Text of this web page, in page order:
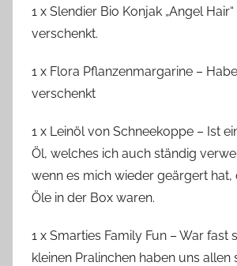
1 x Slendier Bio Konjak „Angel
verschenkt.
1 x Flora Pflanzenmargarine –
verschenkt
1 x Leinöl von Schneekoppe – Ist
Öl, welches ich auch ständig
wenn es mich wieder geärgert hat,
Öle in der Box waren.
1 x Smarties Family Fun – War fast
kleinen Pralinchen haben uns allen